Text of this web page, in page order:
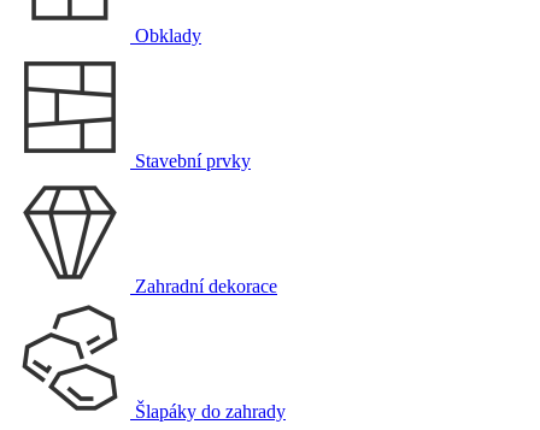
Obklady
Stavební prvky
Zahradní dekorace
Šlapáky do zahrady